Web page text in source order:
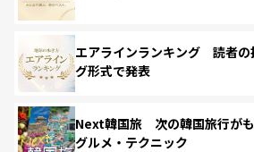
エアラインランキング 読者の
グ形式で発表
Next韓国旅 次の韓国旅行がも
グルメ・テクニック